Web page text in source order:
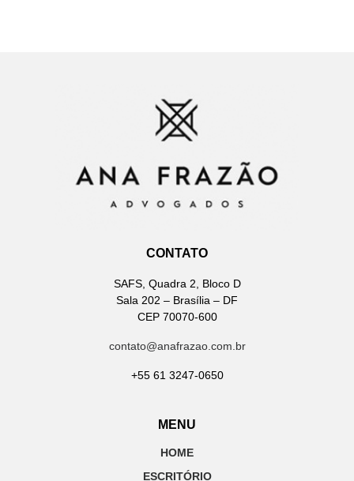
CONTATO
SAFS, Quadra 2, Bloco D
Sala 202 – Brasília – DF
CEP 70070-600
contato@anafrazao.com.br
+55 61 3247-0650
MENU
HOME
ESCRITÓRIO